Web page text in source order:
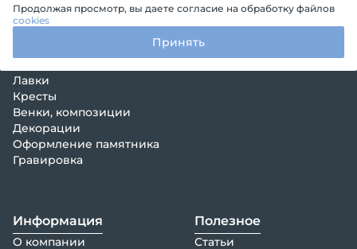
Цоколи
Лавки
Кресты
Венки, композиции
Декорации
Оформление памятника
Гравировка
Прочие услуги
Информация
О компании
Полезное
Статьи
Продолжая просмотр, вы даете согласие на обработку файлов
cookies
Принять